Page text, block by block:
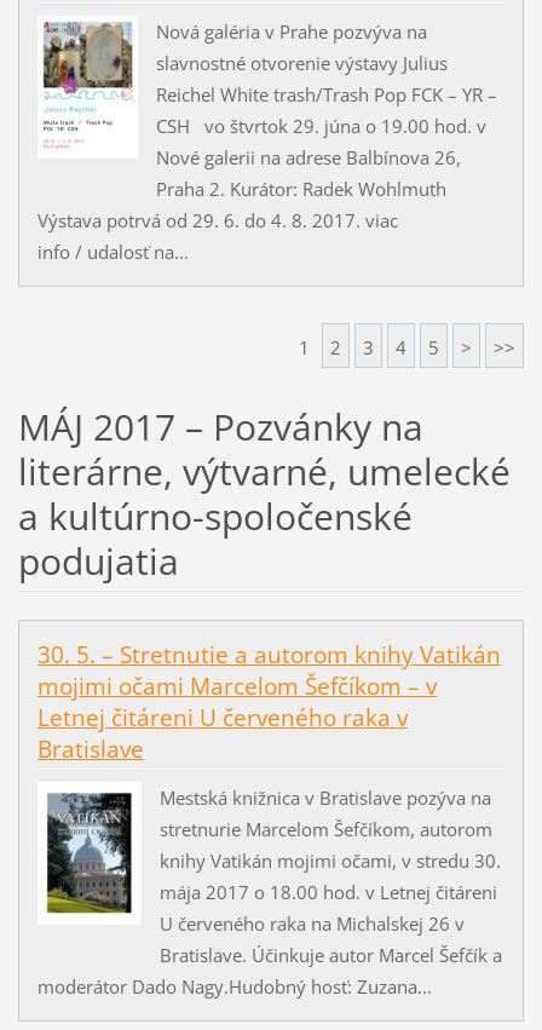
Nová galéria v Prahe pozvýva na
slavnostné otvorenie výstavy Julius
Reichel White trash/Trash Pop FCK – YR –
CSH vo štvrtok 29. júna o 19.00 hod. v
Nové galerii na adrese Balbínova 26,
Praha 2. Kurátor: Radek Wohlmuth
Výstava potrvá od 29. 6. do 4. 8. 2017. viac
info / udalosť na...
1 2 3 4 5 > >>
MÁJ 2017 – Pozvánky na
literárne, výtvarné, umelecké
a kultúrno-spoločenské
podujatia
30. 5. – Stretnutie a autorom knihy Vatikán
mojimi očami Marcelom Šefčíkom – v
Letnej čitáreni U červeného raka v
Bratislave
Mestská knižnica v Bratislave pozýva na
stretnurie Marcelom Šefčíkom, autorom
knihy Vatikán mojimi očami, v stredu 30.
mája 2017 o 18.00 hod. v Letnej čitáreni
U červeného raka na Michalskej 26 v
Bratislave. Účinkuje autor Marcel Šefčík a
moderátor Dado Nagy.Hudobný hosť: Zuzana...